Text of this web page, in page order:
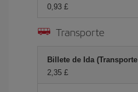
0,93 £
Transporte
Billete de Ida
2,35 £